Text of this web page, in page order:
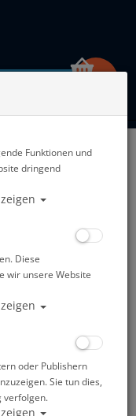
opt. Gläsern
Funktionen und
dringend
Diese
wir unsere Website
oder Publishern
Sie tun dies,
verfolgen.